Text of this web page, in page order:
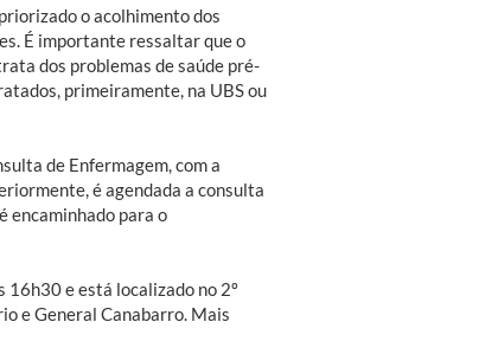
o acolhimento dos
É importante ressaltar que o
dos problemas de saúde pré-
primeiramente, na UBS ou
de Enfermagem, com a
é agendada a consulta
encaminhado para o
16h30 e está localizado no 2º
e General Canabarro. Mais